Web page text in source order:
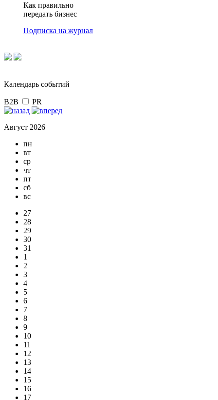
Как правильно
передать бизнес
Подписка на журнал
Календарь событий
B2B PR
Август 2026
пн
вт
ср
чт
пт
сб
вс
27
28
29
30
31
1
2
3
4
5
6
7
8
9
10
11
12
13
14
15
16
17